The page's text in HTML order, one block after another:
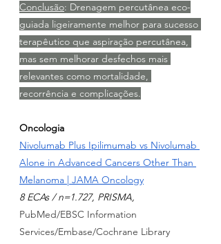
Conclusão: Drenagem percutânea eco-
guiada ligeiramente melhor para sucesso
terapêutico que aspiração percutânea,
mas sem melhorar desfechos mais
relevantes como mortalidade,
recorrência e complicações.
Oncologia
Nivolumab Plus Ipilimumab vs Nivolumab
Alone in Advanced Cancers Other Than
Melanoma | JAMA Oncology
8 ECAs / n=1.727, PRISMA,
PubMed/EBSC Information
Services/Embase/Cochrane Library